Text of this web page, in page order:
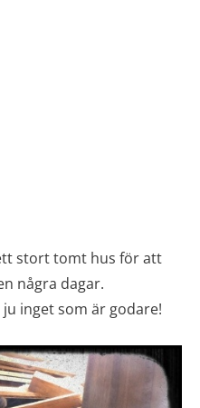
stort tomt hus för att
några dagar.
inget som är godare!